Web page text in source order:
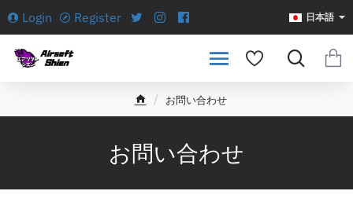
Login Register 日本語
お問い合わせ
m
e
お問い合わせ